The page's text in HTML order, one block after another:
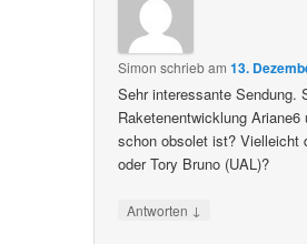
Simon schriebam13.
Sehr interessante Sendung.
Raketenentwicklung
schon obsolet ist? Vielleicht
oder Tory Bruno (UAL)?
Antworten ↓